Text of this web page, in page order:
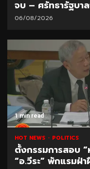
จบ – ศรัทธารัฐบา
06/08/2026
1 min read
HOT NEWS POLITICS
ตั้งกรรมการสอบ
“อ.วีระ” พักแรมฝ่า